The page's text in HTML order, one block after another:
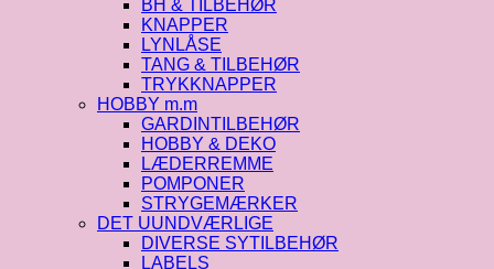
BH & TILBEHØR
KNAPPER
LYNLÅSE
TANG & TILBEHØR
TRYKKNAPPER
HOBBY m.m
GARDINTILBEHØR
HOBBY & DEKO
LÆDERREMME
POMPONER
STRYGEMÆRKER
DET UUNDVÆRLIGE
DIVERSE SYTILBEHØR
LABELS